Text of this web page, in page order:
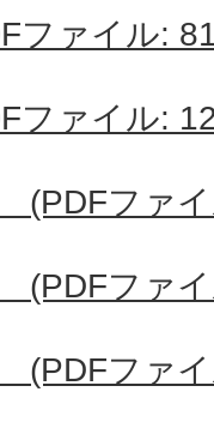
ファイル:
ファイル:
(PDFファ
(PDFファ
(PDFファ